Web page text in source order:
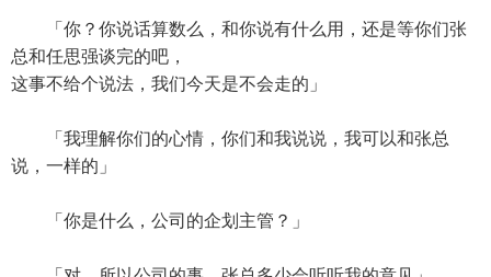
「你？你说话算数么，和你说有什么用，还是等你们张
总和任思强谈完的吧，
这事不给个说法，我们今天是不会走的」
「我理解你们的心情，你们和我说说，我可以和张总
说，一样的」
「你是什么，公司的企划主管？」